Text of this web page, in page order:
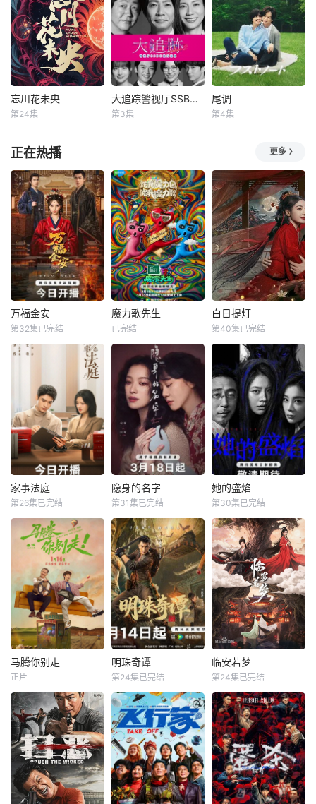
ert PL after they n
oted that the serie
s had appl
播出的《国土》第
三季将紧承上季末
的悲惨结尾，由Ca
rrie (Claire Danes
饰演) 和 Saul (Ma
ndy Patinkin饰演)
收拾CIA残局及处
理善后工作展开
大以后，林知夏忽
然对他说：“江逾
白，我喜欢你，哲
学和生物学意义上
的喜欢。”那个夜
晚，他脸颊微热，
还听见自己加速的
心跳声……
忘川花未央
花未央除妖唤醒簪
中战神百里忘川元
神，二人共感相
连，一同寻仙草修
复肉身。未央动
心，却不知自身是
身负玄鸟之力的夜
族公主，前世相恋
遭他任务背叛。魔
蛟凤无尘从中挑
拨，二人忆起过往
解开误会，携手御
敌。忘川耗元神
忘川花未央
第24集
大追踪警视厅SSBC强行犯系第二季
在第二季中，作为
现代刑侦关键力量
的【警视厅SSBC
强行犯系】面前，
将出现比前作更加
棘手、更加难以攻
破的恶性犯罪案
件。随着高度保密
的通讯应用程序、
利用AI进行的伪装
操作等手段不断出
现，犯罪也变得更
加巧妙
大追踪警视厅SSBC强行犯系第二季
第3集
尾调
49岁、历经人生酸
甜苦辣而追求现状
稳定的职场女性一
濑葵（内田有纪
饰），与因家庭环
境被迫放弃梦想、
压抑自我生活的30
岁青年樋口澄晴
（寺西拓人 饰）意
外相遇【嘿叭电影-
热播综艺免费在线
观看】
尾调
第4集
正在热播 更多
万福金安
吴曼思
皇后顾清遭害葬身
火海，魂穿为尚衣
局婢女凤卿。为护
妹妹顾婉、查找真
凶，她以婢女之身
周旋于一众嫔妃之
间，更联合太医弟
弟顾玹智斗后宫各
方势力，于九重宫
阙步步为营，与帝
交锋中悄然重续
【嘿叭电影
万福金安
第32集已完结
魔力歌先生
大张伟
来自各行各业、不
同身份年龄的魔力s
ir正式集结！进阶
舞台考核已就位，
竞逐魔力歌的极致
演绎，在欢乐解
压、魔力开唱的氛
围里，共同诞生年
度魔力歌先生，一
段充满未知与惊喜
启【嘿叭电影-高清
视频
魔力歌先生
已完结
白日提灯
陈飞宇
魏哲鸣
改编自黎青燃小说
《白日提灯》。
天赋卓然的鬼王
贺思慕，在休
白日提灯
第40集已完结
家事法庭
黄璐
青年法官沈谢秩携
手律师秦睿，与舒
静、胡艾溪、陈向
辉等法律同侪深入
基层工作，为人民
群众解决亲子矛
盾、婚姻困境等纷
繁的社会、家庭问
题；在一桩桩案件
中，秉持法律无情
行初心使命、坚守
法治信仰的
家事法庭
第26集已完结
隐身的名字
刘雅瑟
本剧改编自豆瓣阅
读连载小说《隐身
的名字》，作者易
难【嘿叭电影-高清
视频免费在线观
看】
隐身的名字
第31集已完结
她的盛焰
袁姗姗
三年前，数学天才
饶雨瓷被闺蜜兼创
业合伙人白靓靓设
计构陷，因‘药物成
瘾’袭击母亲，被家
人强制送进了心康
治疗中心接受治
疗，而白靓靓靠卖
掉两人创办的公
司，成为历森集团
情、爱情、事业悉
数从她的
她的盛焰
第30集已完结
马腾你别走
宋茜
没钱没爱还没心没
肺的马腾（林更新
饰）人近中年一事
无成，是旁人眼里
公认的“废柴”！钢
厂退休骨干老林
马腾你别走
正片
明珠奇谭
李艺彤
一双绣花鞋拉开了
文物专家陈友熙的
冒险序幕，四人冒
险队在寻找灵霄珠
的路上数次与盗墓
团伙展开斗争。在
明珠奇谭
第24集已完结
临安若梦
白川
出品公司：中视天
鸿 开机时间：
7月末
临安若梦
第24集已完结